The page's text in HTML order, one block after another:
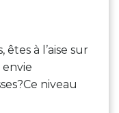
êtes à l’aise sur
envie
niveau